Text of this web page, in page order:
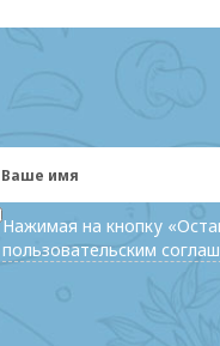
Нажимая на кнопку
пользовательским